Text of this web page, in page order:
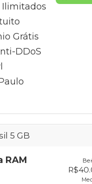
Grátis
DDoS
5 GB
RAM